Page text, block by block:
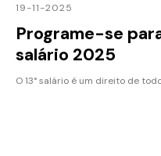
19-11-2025
Programe-se
salário 2025
O 13° salário é um direito de